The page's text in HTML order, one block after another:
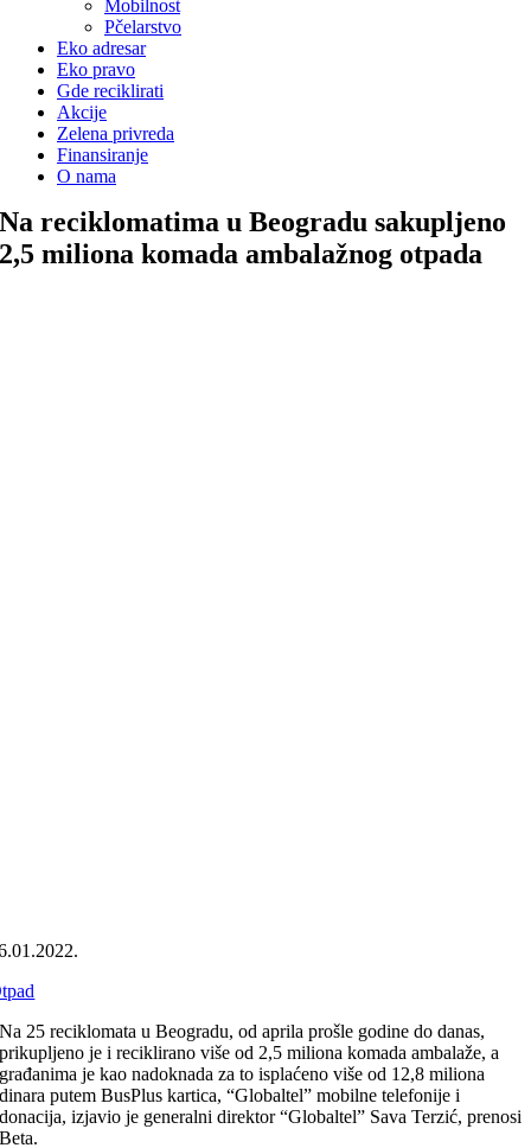
Mobilnost
Pčelarstvo
Eko adresar
Eko pravo
Gde reciklirati
Akcije
Zelena privreda
Finansiranje
O nama
Na reciklomatima u Beogradu sakupljeno
2,5 miliona komada ambalažnog otpada
Na 25 reciklomata u Beogradu, od aprila prošle godine do danas,
prikupljeno je i reciklirano više od 2,5 miliona komada ambalaže, a
građanima je kao nadoknada za to isplaćeno više od 12,8 miliona
dinara putem BusPlus kartica, “Globaltel” mobilne telefonije i
donacija, izjavio je generalni direktor “Globaltel” Sava Terzić, prenosi
Beta.